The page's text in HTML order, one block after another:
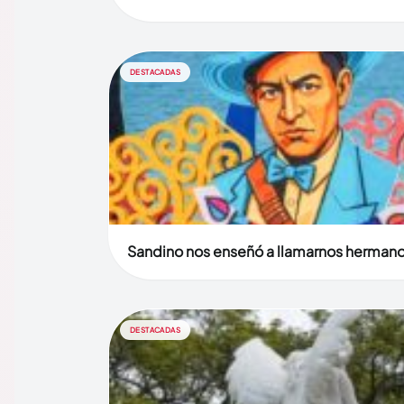
DESTACADAS
Sandino nos enseñó a llamarnos
DESTACADAS